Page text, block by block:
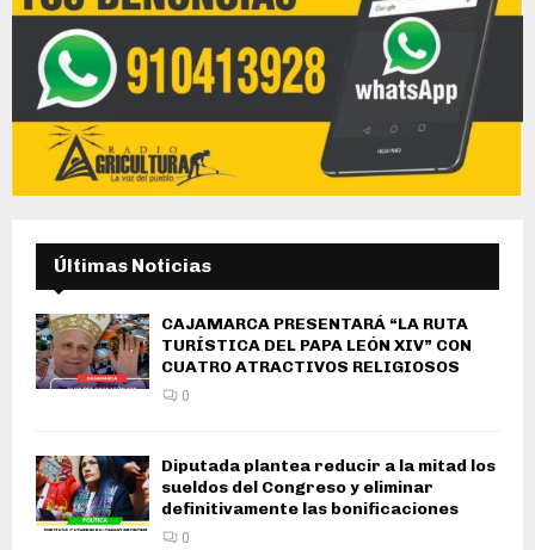
Últimas Noticias
CAJAMARCA PRESENTARÁ “LA RUTA
TURÍSTICA DEL PAPA LEÓN XIV” CON
CUATRO ATRACTIVOS RELIGIOSOS
0
Diputada plantea reducir a la mitad los
sueldos del Congreso y eliminar
definitivamente las bonificaciones
0